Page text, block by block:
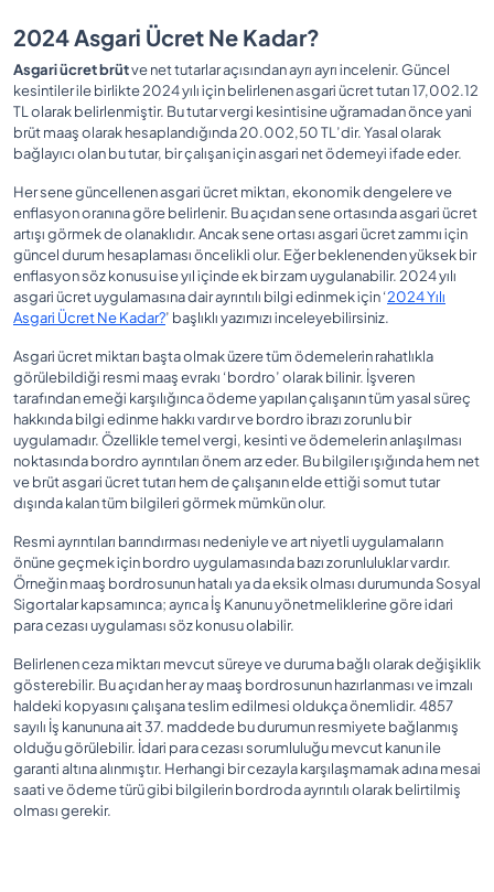
2024 Asgari Ücret Ne Kadar?
Asgari ücret brütve net tutarlar açısından ayrı ayrı incelenir. Güncel
kesintiler ile birlikte 2024 yılı için belirlenen asgari ücret tutarı 17,002.12
TL olarak belirlenmiştir. Bu tutar vergi kesintisine uğramadan önce yani
brüt maaş olarak hesaplandığında 20.002,50 TL’dir. Yasal olarak
bağlayıcı olan bu tutar, bir çalışan için asgari net ödemeyi ifade eder.
Her sene güncellenen asgari ücret miktarı, ekonomik dengelere ve
enflasyon oranına göre belirlenir. Bu açıdan sene ortasında asgari ücret
artışı görmek de olanaklıdır. Ancak sene ortası asgari ücret zammı için
güncel durum hesaplaması öncelikli olur. Eğer beklenenden yüksek bir
enflasyon söz konusu ise yıl içinde ek bir zam uygulanabilir. 2024 yılı
asgari ücret uygulamasına dair ayrıntılı bilgi edinmek için ‘2024 Yılı
Asgari Ücret Ne Kadar?’ başlıklı yazımızı inceleyebilirsiniz.
Asgari ücret miktarı başta olmak üzere tüm ödemelerin rahatlıkla
görülebildiği resmi maaş evrakı ‘bordro’ olarak bilinir. İşveren
tarafından emeği karşılığınca ödeme yapılan çalışanın tüm yasal süreç
hakkında bilgi edinme hakkı vardır ve bordro ibrazı zorunlu bir
uygulamadır. Özellikle temel vergi, kesinti ve ödemelerin anlaşılması
noktasında bordro ayrıntıları önem arz eder. Bu bilgiler ışığında hem net
ve brüt asgari ücret tutarı hem de çalışanın elde ettiği somut tutar
dışında kalan tüm bilgileri görmek mümkün olur.
Resmi ayrıntıları barındırması nedeniyle ve art niyetli uygulamaların
önüne geçmek için bordro uygulamasında bazı zorunluluklar vardır.
Örneğin maaş bordrosunun hatalı ya da eksik olması durumunda Sosyal
Sigortalar kapsamınca; ayrıca İş Kanunu yönetmeliklerine göre idari
para cezası uygulaması söz konusu olabilir.
Belirlenen ceza miktarı mevcut süreye ve duruma bağlı olarak değişiklik
gösterebilir. Bu açıdan her ay maaş bordrosunun hazırlanması ve imzalı
haldeki kopyasını çalışana teslim edilmesi oldukça önemlidir. 4857
sayılı İş kanununa ait 37. maddede bu durumun resmiyete bağlanmış
olduğu görülebilir. İdari para cezası sorumluluğu mevcut kanun ile
garanti altına alınmıştır. Herhangi bir cezayla karşılaşmamak adına mesai
saati ve ödeme türü gibi bilgilerin bordroda ayrıntılı olarak belirtilmiş
olması gerekir.